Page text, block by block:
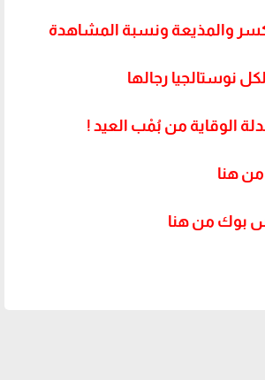
والمذيعة ونسبة المشاهدة
نوستالجيا رجالها
الوقاية من بُمْب العيد !
من هنا
بوك من هنا